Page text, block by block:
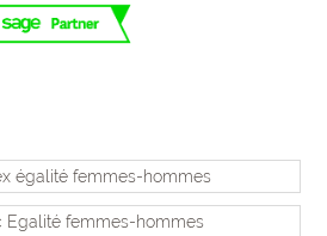
égalité femmes-hommes
Egalité femmes-hommes